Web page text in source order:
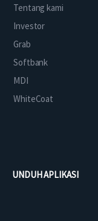
Tentang kami
Investor
Grab
Softbank
MDI
WhiteCoat
UNDUH APLIKASI